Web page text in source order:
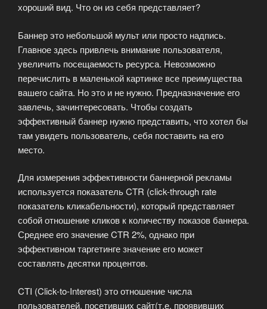
хороший вид. Что он из себя представляет?
Баннер это небольшой мульт или просто надпись.
Главное здесь привлечь внимание пользователя,
увеличить посещаемость ресурса. Невозможно
перечислить в маленькой картинке все преимущества
вашего сайта. Но это и не нужно. Предназначение его
завлечь, зачинтересовать. Чтобы создать
эффективный баннер нужно представить, что хотел бы
там увидеть пользователь, себя поставить на его
место.
Для измерения эффективности баннерной рекламы
используется показатель CTR (click-through rate
показатель кликабельности), который представляет
собой отношение кликов к количеству показов баннера.
Среднее его значение CTR 2%, однако при
эффективном таргетинге значение его может
составлять десятки процентов.
CTI (Click-to-Interest) это отношение числа
пользователей, посетивших сайт(т.е. проявивших